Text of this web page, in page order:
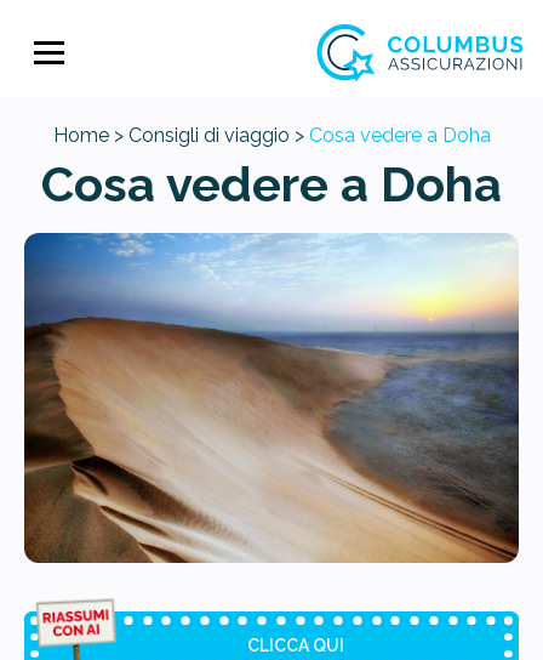
Home > Consigli di viaggio > Cosa vedere a Doha
Cosa vedere a Doha
CLICCA QUI